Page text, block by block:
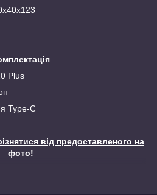
Plus
Type-C
від предоставленого на
фото!